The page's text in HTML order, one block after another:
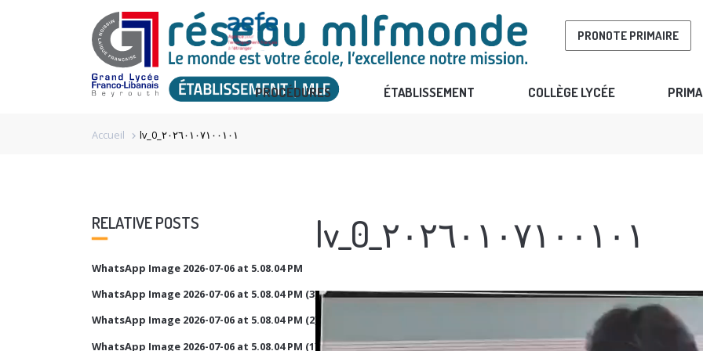
PRONOTE PRIMAIRE
PROCÉDURES ÉTABLISSEMENT COLLÈGE LYCÉE
Accueil chevron_right lv_0_٢٠٢٦٠١٠٧١٠٠١٠١
RELATIVE POSTS
WhatsApp Image 2026-07-06 at 5.08.04 PM
WhatsApp Image 2026-07-06 at 5.08.04 PM (3)
WhatsApp Image 2026-07-06 at 5.08.04 PM (2)
WhatsApp Image 2026-07-06 at 5.08.04 PM (1)
lv_0_٢٠٢٦٠١٠٧١٠٠١٠١
Video
Player